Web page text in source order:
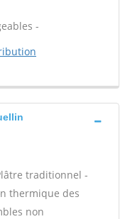
-
traditionnel -
thermique des
non